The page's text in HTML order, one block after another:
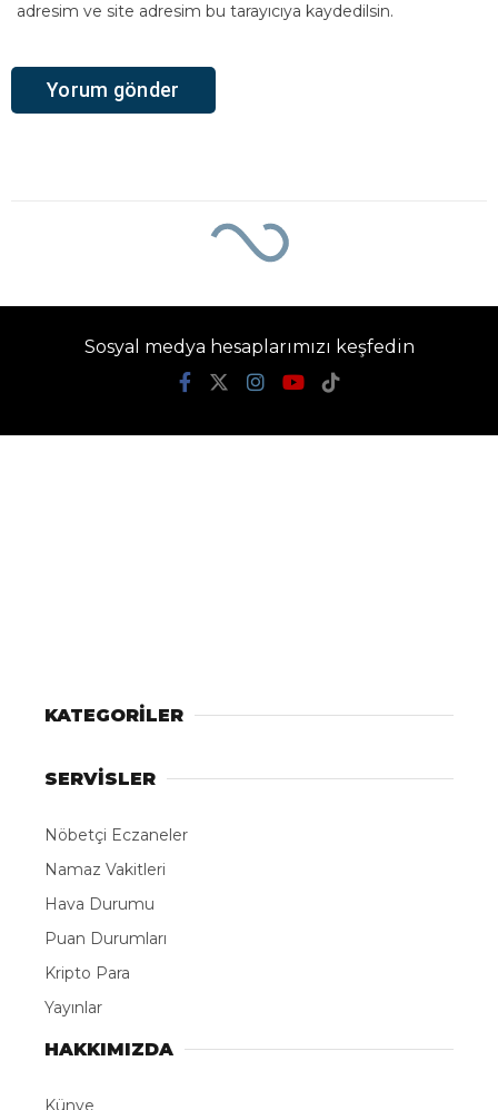
adresim ve site adresim bu tarayıcıya kaydedilsin.
Sosyal medya hesaplarımızı keşfedin
KATEGORİLER
SERVİSLER
Nöbetçi Eczaneler
Namaz Vakitleri
Hava Durumu
Puan Durumları
Kripto Para
Yayınlar
HAKKIMIZDA
Künye